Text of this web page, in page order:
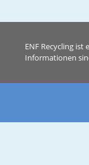
ENF Recycling
Informationen